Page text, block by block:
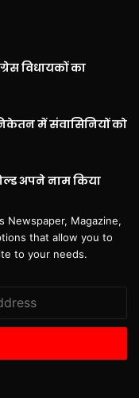
विधायकों का
में संवासिनियों को
अपने नाम किया
Newspaper, Magazine,
that allow you to
to your needs.